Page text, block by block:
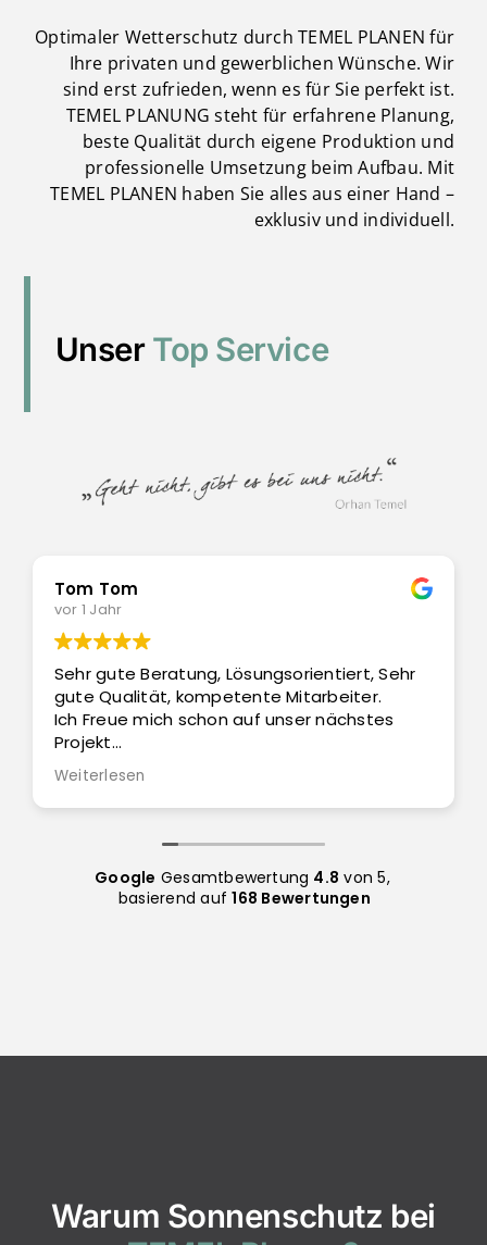
Optimaler Wetterschutz durch TEMEL PLANEN für
Ihre privaten und gewerblichen Wünsche. Wir
sind erst zufrieden, wenn es für Sie perfekt ist.
TEMEL PLANUNG steht für erfahrene Planung,
beste Qualität durch eigene Produktion und
professionelle Umsetzung beim Aufbau. Mit
TEMEL PLANEN haben Sie alles aus einer Hand –
exklusiv und individuell.
UnserTop Service
Tom Tom
vor 1 Jahr
Sehr gute Beratung, Lösungsorientiert, Sehr
gute Qualität, kompetente Mitarbeiter.
Ich Freue mich schon auf unser nächstes
Projekt
Vielen Dank
Weiterlesen
Google Gesamtbewertung 4.8 von 5,
basierend auf168 Bewertungen
Warum Sonnenschutz bei